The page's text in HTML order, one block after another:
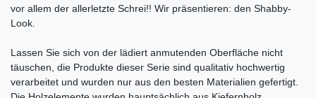
vor allem der allerletzte Schrei!! Wir präsentieren: den Shabby-
Look.
Lassen Sie sich von der lädiert anmutenden Oberfläche nicht
täuschen, die Produkte dieser Serie sind qualitativ hochwertig
verarbeitet und wurden nur aus den besten Materialien gefertigt.